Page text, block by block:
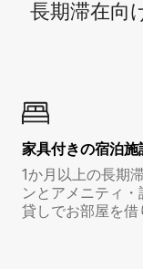
長期滞在向
家具付き⁠の宿⁠泊⁠施⁠
1か月以上の長期
ンとアメニティ
貸しでお部屋を借